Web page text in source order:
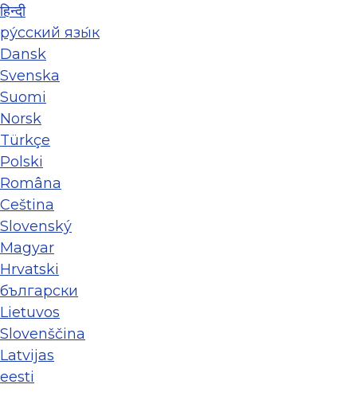
हिन्दी
ру́сский язы́к
Dansk
Svenska
Suomi
Norsk
Türkçe
Polski
Româna
Ceština
Slovenský
Magyar
Hrvatski
български
Lietuvos
Slovenščina
Latvijas
eesti